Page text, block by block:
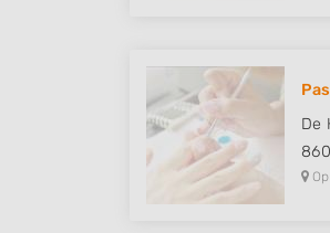
De
Understand audiences through
Develop and improve services
Use limited data to select content